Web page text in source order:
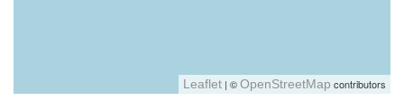
Leaflet | ©OpenStreetMap contributors